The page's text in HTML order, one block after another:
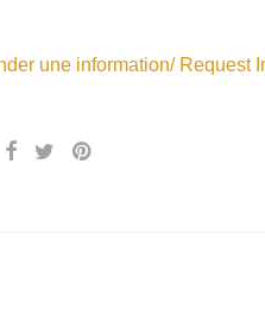
une information/ Request